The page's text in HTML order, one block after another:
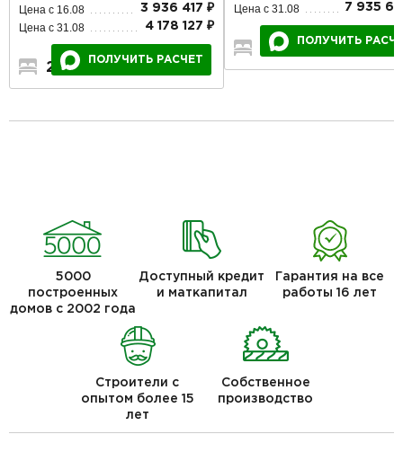
Цена с 16.08 3 936 417 ₽
Цена с 31.08 4 178 127 ₽
2
ПОЛУЧИТЬ РАСЧЕТ
Цена с 31.08 7 935
4
ПОЛУЧИТЬ
5000
построенных
домов с 2002 года
Доступный кредит
и маткапитал
Гарантия на все
работы 16 лет
Строители с
опытом более 15
лет
Собственное
производство